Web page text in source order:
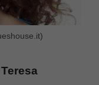
Teresa